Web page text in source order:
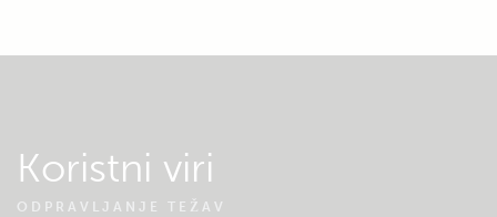
Koristni viri
ODPRAVLJANJE TEŽAV